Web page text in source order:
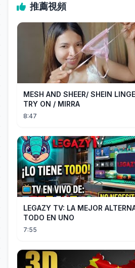
推薦視頻
MESH AND SHEER/ SHEIN
TRY ON / MIRRA
8:47
LEGAZY TV: LA MEJOR
TODO EN UNO
7:55